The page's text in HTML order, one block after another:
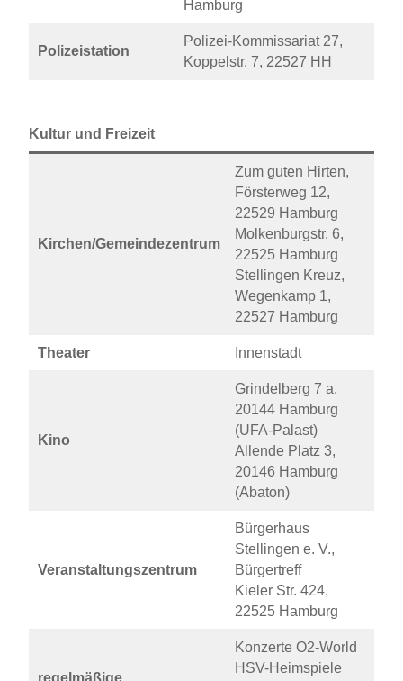
Hamburg
Polizeistation
Polizei-Kommissariat 27,
Koppelstr. 7, 22527 HH
Kultur und Freizeit
Kirchen/Gemeindezentrum
Zum guten Hirten,
Försterweg 12,
22529 Hamburg
Molkenburgstr. 6,
22525 Hamburg
Stellingen Kreuz,
Wegenkamp 1,
22527 Hamburg
Theater Innenstadt
Kino
Grindelberg 7 a,
20144 Hamburg
(UFA-Palast)
Allende Platz 3,
20146 Hamburg
(Abaton)
Veranstaltungszentrum
Bürgerhaus
Stellingen e. V.,
Bürgertreff
Kieler Str. 424,
22525 Hamburg
regelmäßige
Konzerte O2-World
HSV-Heimspiele